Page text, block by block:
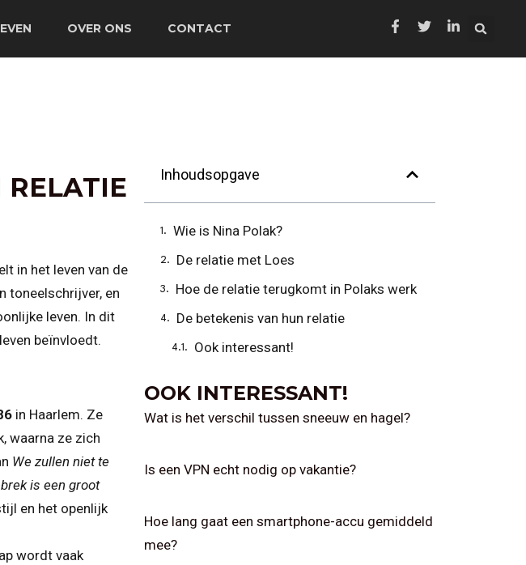
OVER ONS CONTACT
RELATIE
in het leven van de
toneelschrijver, en
leven. In dit
beïnvloedt.
in Haarlem. Ze
waarna ze zich
We zullen niet te
is een groot
en het openlijk
wordt vaak
Inhoudsopgave
Wie is Nina Polak?
De relatie met Loes
Hoe de relatie terugkomt in Polaks werk
De betekenis van hun relatie
Ook interessant!
OOK INTERESSANT!
Wat is het verschil tussen sneeuw en hagel?
Is een VPN echt nodig op vakantie?
Hoe lang gaat een smartphone-accu gemiddeld
mee?